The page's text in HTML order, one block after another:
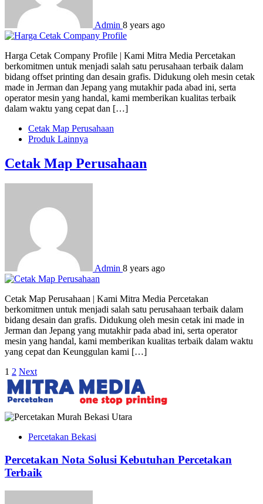
Admin 8 years ago
Harga Cetak Company Profile | Kami Mitra Media Percetakan
berkomitmen untuk menjadi salah satu perusahaan terbaik dalam
bidang offset printing dan desain grafis. Didukung oleh mesin cetak
made in Jerman dan Jepang yang mutakhir pada abad ini, serta
operator mesin yang handal, kami memberikan kualitas terbaik
dalam waktu yang cepat dan […]
Cetak Map Perusahaan
Produk Lainnya
Cetak Map Perusahaan
Admin 8 years ago
Cetak Map Perusahaan | Kami Mitra Media Percetakan
berkomitmen untuk menjadi salah satu perusahaan terbaik dalam
bidang desain dan grafis. Didukung oleh mesin cetak ini made in
Jerman dan Jepang yang mutakhir pada abad ini, serta operator
mesin yang handal, kami memberikan kualitas terbaik dalam waktu
yang cepat dan Keunggulan kami […]
Posts
pagination
1 2 Next
Percetakan Bekasi
Percetakan Nota Solusi Kebutuhan Percetakan
Terbaik